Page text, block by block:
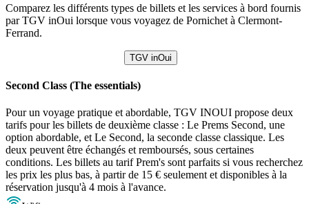
Comparez les différents types de billets et les services à bord fournis
par TGV inOui lorsque vous voyagez de Pornichet à Clermont-
Ferrand.
TGV inOui
Second Class (The essentials)
Pour un voyage pratique et abordable, TGV INOUI propose deux
tarifs pour les billets de deuxième classe : Le Prems Second, une
option abordable, et Le Second, la seconde classe classique. Les
deux peuvent être échangés et remboursés, sous certaines
conditions. Les billets au tarif Prem's sont parfaits si vous recherchez
les prix les plus bas, à partir de 15 € seulement et disponibles à la
réservation jusqu'à 4 mois à l'avance.